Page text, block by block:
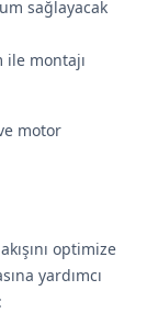
sağlayacak
ile montajı
motor
optimize
yardımcı